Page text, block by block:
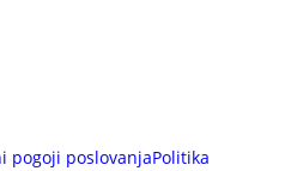
pogoji poslovanjaPolitika